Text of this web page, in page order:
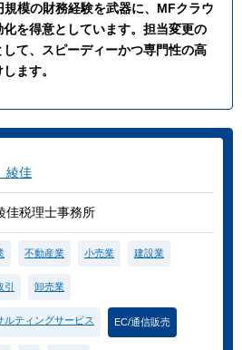
模の財務経験を武器に、MFクラウ
化を得意としています。担当変更の
て、スピーディーかつ専門性の高
ます。
佳
佳税理士事務所
不動産業 小売業 建設業
引 卸売業
ルティングサービス EC/通信販売